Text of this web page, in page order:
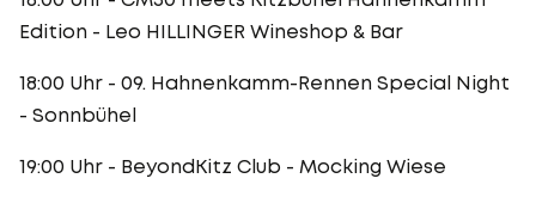
Edition - Leo HILLINGER Wineshop & Bar
18:00 Uhr - 09. Hahnenkamm-Rennen Special Night
- Sonnbühel
19:00 Uhr - BeyondKitz Club - Mocking Wiese